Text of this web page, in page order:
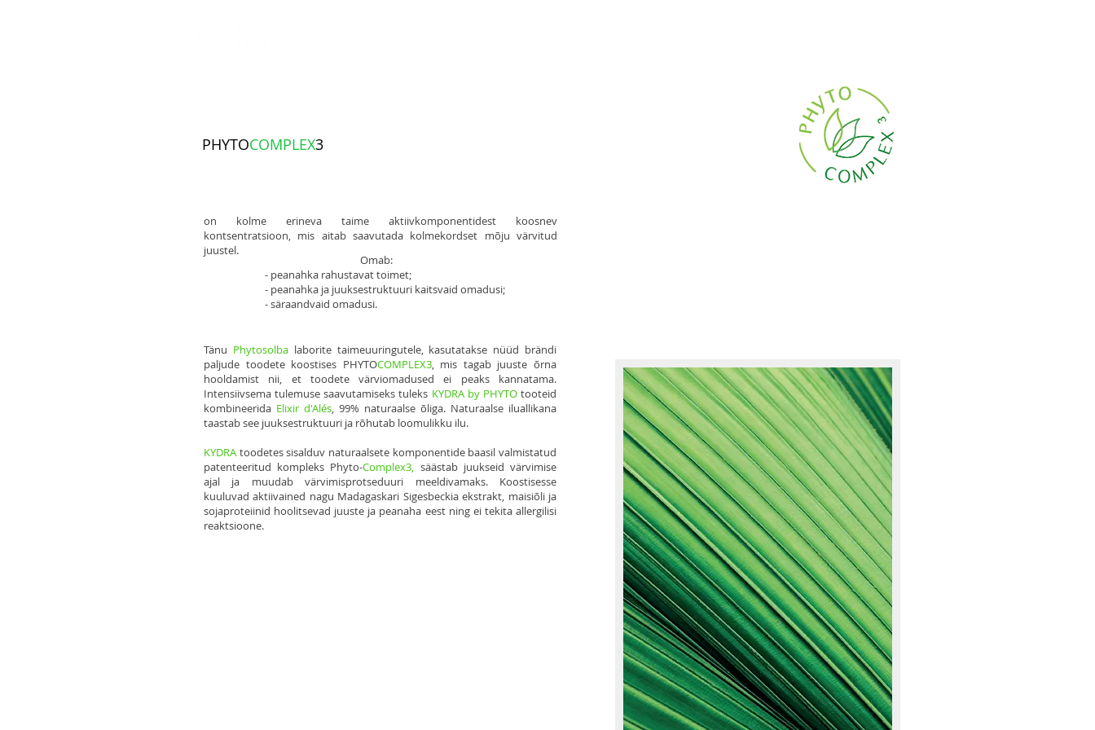
PHYTOCOMPLEX3
Omab:
- peanahka rahustavat toimet;
- peanahka ja juuksestruktuuri kaitsvaid omadusi;
- säraandvaid omadusi.
on kolme erineva taime aktiivkomponentidest koosnev
kontsentratsioon, mis aitab saavutada kolmekordset mõju värvitud
juustel.
Tänu Phytosolba laborite taimeuuringutele, kasutatakse nüüd brändi
paljude toodete koostises PHYTOCOMPLEX3, mis tagab juuste õrna
hooldamist nii, et toodete värviomadused ei peaks kannatama.
Intensiivsema tulemuse saavutamiseks tuleks KYDRA by PHYTOtooteid
kombineerida Elixir d'Alés, 99% naturaalse õliga. Naturaalse iluallikana
taastab see juuksestruktuuri ja rõhutab loomulikku ilu.
KYDRA toodetes sisalduv naturaalsete komponentide baasil valmistatud
patenteeritud kompleks Phyto-Complex3, säästab juukseid värvimise
ajal ja muudab värvimisprotseduuri meeldivamaks. Koostisesse
kuuluvad aktiivained nagu Madagaskari Sigesbeckia ekstrakt, maisiõli ja
sojaproteiinid hoolitsevad juuste ja peanaha eest ning ei tekita allergilisi
reaktsioone.